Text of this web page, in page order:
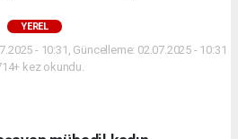
YEREL
- 10:31, Güncelleme: 02.07.2025 - 10:31
kez okundu.